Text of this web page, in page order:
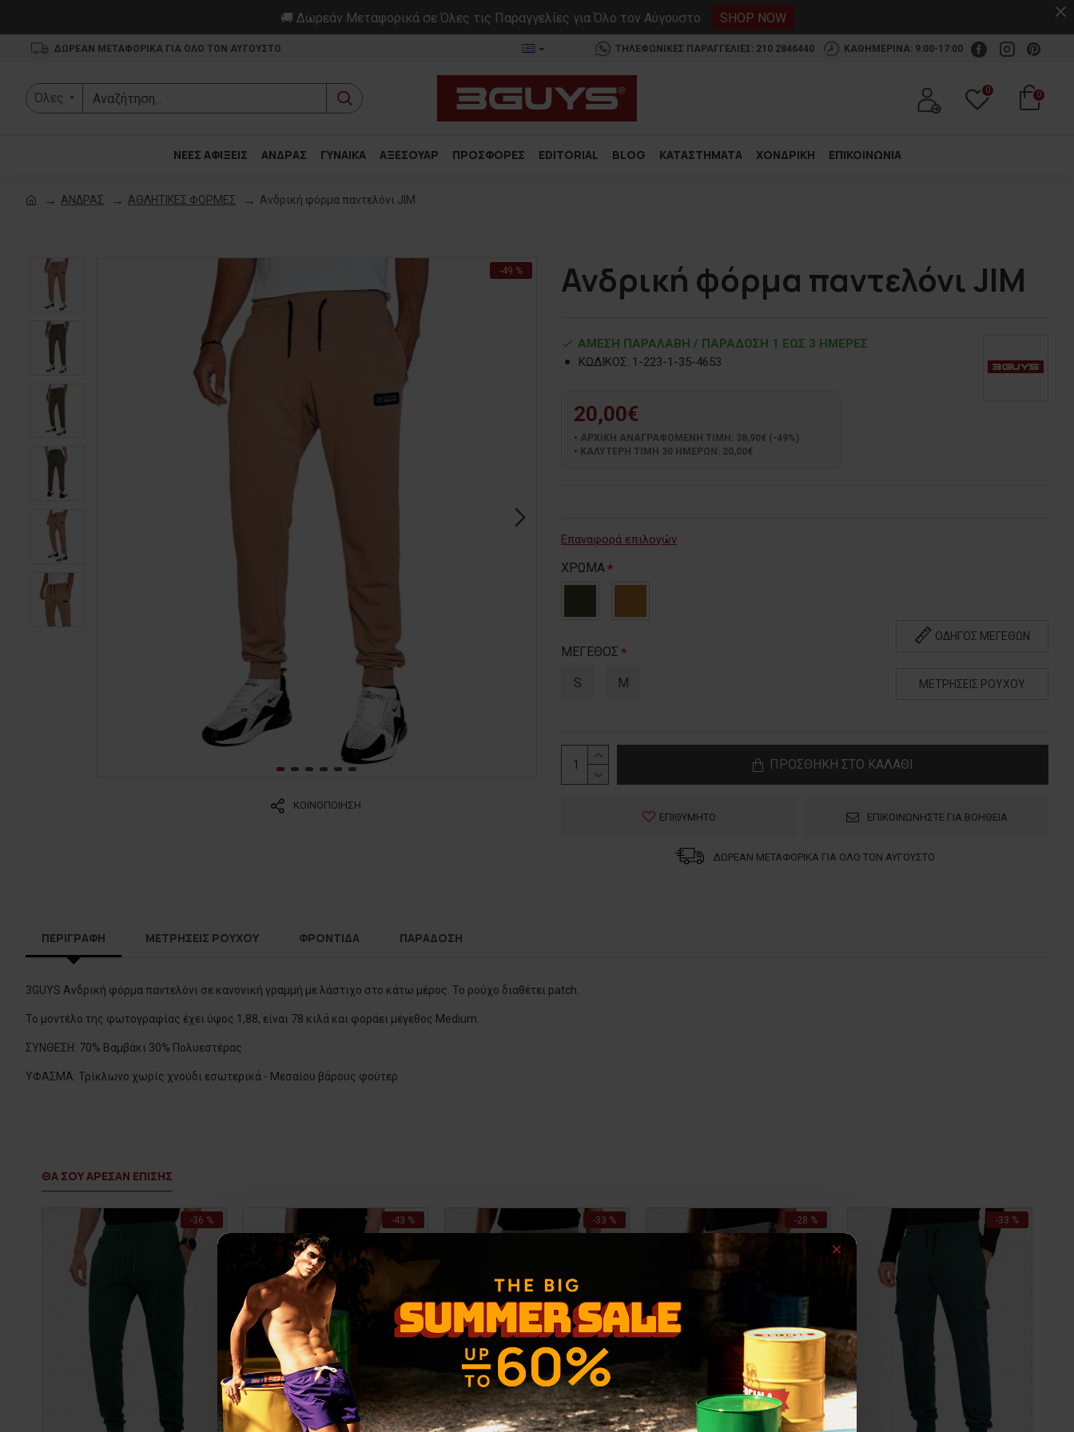
🚚 Δωρεάν Μεταφορικά σε Όλες τις Παραγγελίες για Όλο τον Αύγουστο SHOP NOW
ΔΩΡΕΑΝ ΜΕΤΑΦΟΡΙΚΑ ΓΙΑ ΟΛΟ ΤΟΝ ΑΥΓΟΥΣΤΟ ΤΗΛΕΦΩΝΙΚΕΣ ΠΑΡΑΓΓΕΛΙΕΣ: 210 2846440 ΚΑΘΗΜΕΡΙΝΑ: 9:00-17:00
Όλες
0 0
ΝΕΕΣ ΑΦΙΞΕΙΣ ΑΝΔΡΑΣ ΓΥΝΑΙΚΑ ΑΞΕΣΟΥΑΡ ΠΡΟΣΦΟΡΕΣ EDITORIAL BLOG ΚΑΤΑΣΤΗΜΑΤΑ ΧΟΝΔΡΙΚΗ ΕΠΙΚΟΙΝΩΝΙΑ
ΑΝΔΡΑΣ ΑΘΛΗΤΙΚΕΣ ΦΟΡΜΕΣ Ανδρική φόρμα παντελόνι JIM
-49 %
ΚΟΙΝΟΠΟΙΗΣΗ
Ανδρική φόρμα παντελόνι JIM
ΑΜΕΣΗ ΠΑΡΑΛΑΒΗ / ΠΑΡΑΔOΣΗ 1 ΕΩΣ 3 ΗΜΕΡΕΣ
ΚΩΔΙΚΟΣ: 1-223-1-35-4653
20,00€
ΑΡΧΙΚΗ ΑΝΑΓΡΑΦΟΜΕΝΗ ΤΙΜΗ: 38,90€ (-49%)
ΚΑΛΥΤΕΡΗ ΤΙΜΗ 30 ΗΜΕΡΩΝ: 20,00€
Επαναφορά επιλογών
ΧΡΩΜΑ
ΜΕΓΕΘΟΣ
S M
ΟΔΗΓΟΣ ΜΕΓΕΘΩΝ
ΜΕΤΡΗΣΕΙΣ ΡΟΥΧΟΥ
ΠΡΟΣΘΗΚΗ ΣΤΟ ΚΑΛΑΘΙ
ΕΠΙΘΥΜΗΤΟ ΕΠΙΚΟΙΝΩΝΗΣΤΕ ΓΙΑ ΒΟΗΘΕΙΑ
ΔΩΡΕΑΝ ΜΕΤΑΦΟΡΙΚΑ ΓΙΑ ΟΛΟ ΤΟΝ ΑΥΓΟΥΣΤΟ
ΠΕΡΙΓΡΑΦΗ ΜΕΤΡΗΣΕΙΣ ΡΟΥΧΟΥ ΦΡΟΝΤΙΔΑ ΠΑΡΑΔΟΣΗ
3GUYS Ανδρική φόρμα παντελόνι σε κανονική γραμμή με λάστιχο στο κάτω μέρος. To ρούχο διαθέτει patch.
Το μοντέλο της φωτογραφίας έχει ύψος 1,88, είναι 78 κιλά και φοράει μέγεθος Medium.
ΣΥΝΘΕΣΗ: 70% Βαμβάκι 30% Πολυεστέρας
ΥΦΑΣΜΑ: Τρίκλωνο χωρίς χνούδι εσωτερικά - Μεσαίου βάρους φούτερ
ΘΑ ΣΟΥ ΑΡΕΣΑΝ ΕΠΙΣΗΣ
-36 % -43 % -33 % -28 % -33 %